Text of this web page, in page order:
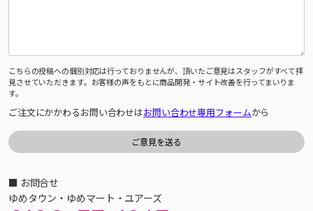
こちらの投稿への個別対応は行っておりませんが、頂いたご意見はスタッフがすべて拝
見させていただきます。お客様の声をもとに商品開発・サイト改善を行ってまいりま
す。
ご注文にかかわるお問い合わせはお問い合わせ専用フォームから
■ お問合せ
ゆめタウン・ゆめマート・ユアーズ